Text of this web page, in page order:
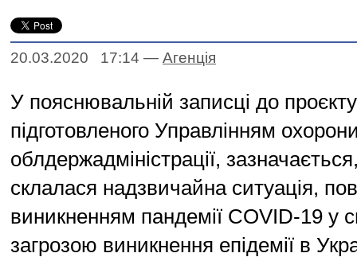
20.03.2020 17:14 — Агенцiя
У пояснювальній записці до
підготовленого Управлінням
облдержадміністрації,
склалася надзвичайна ситуація,
виникненням пандемії COVID-19 у
загрозою виникнення епідемії в